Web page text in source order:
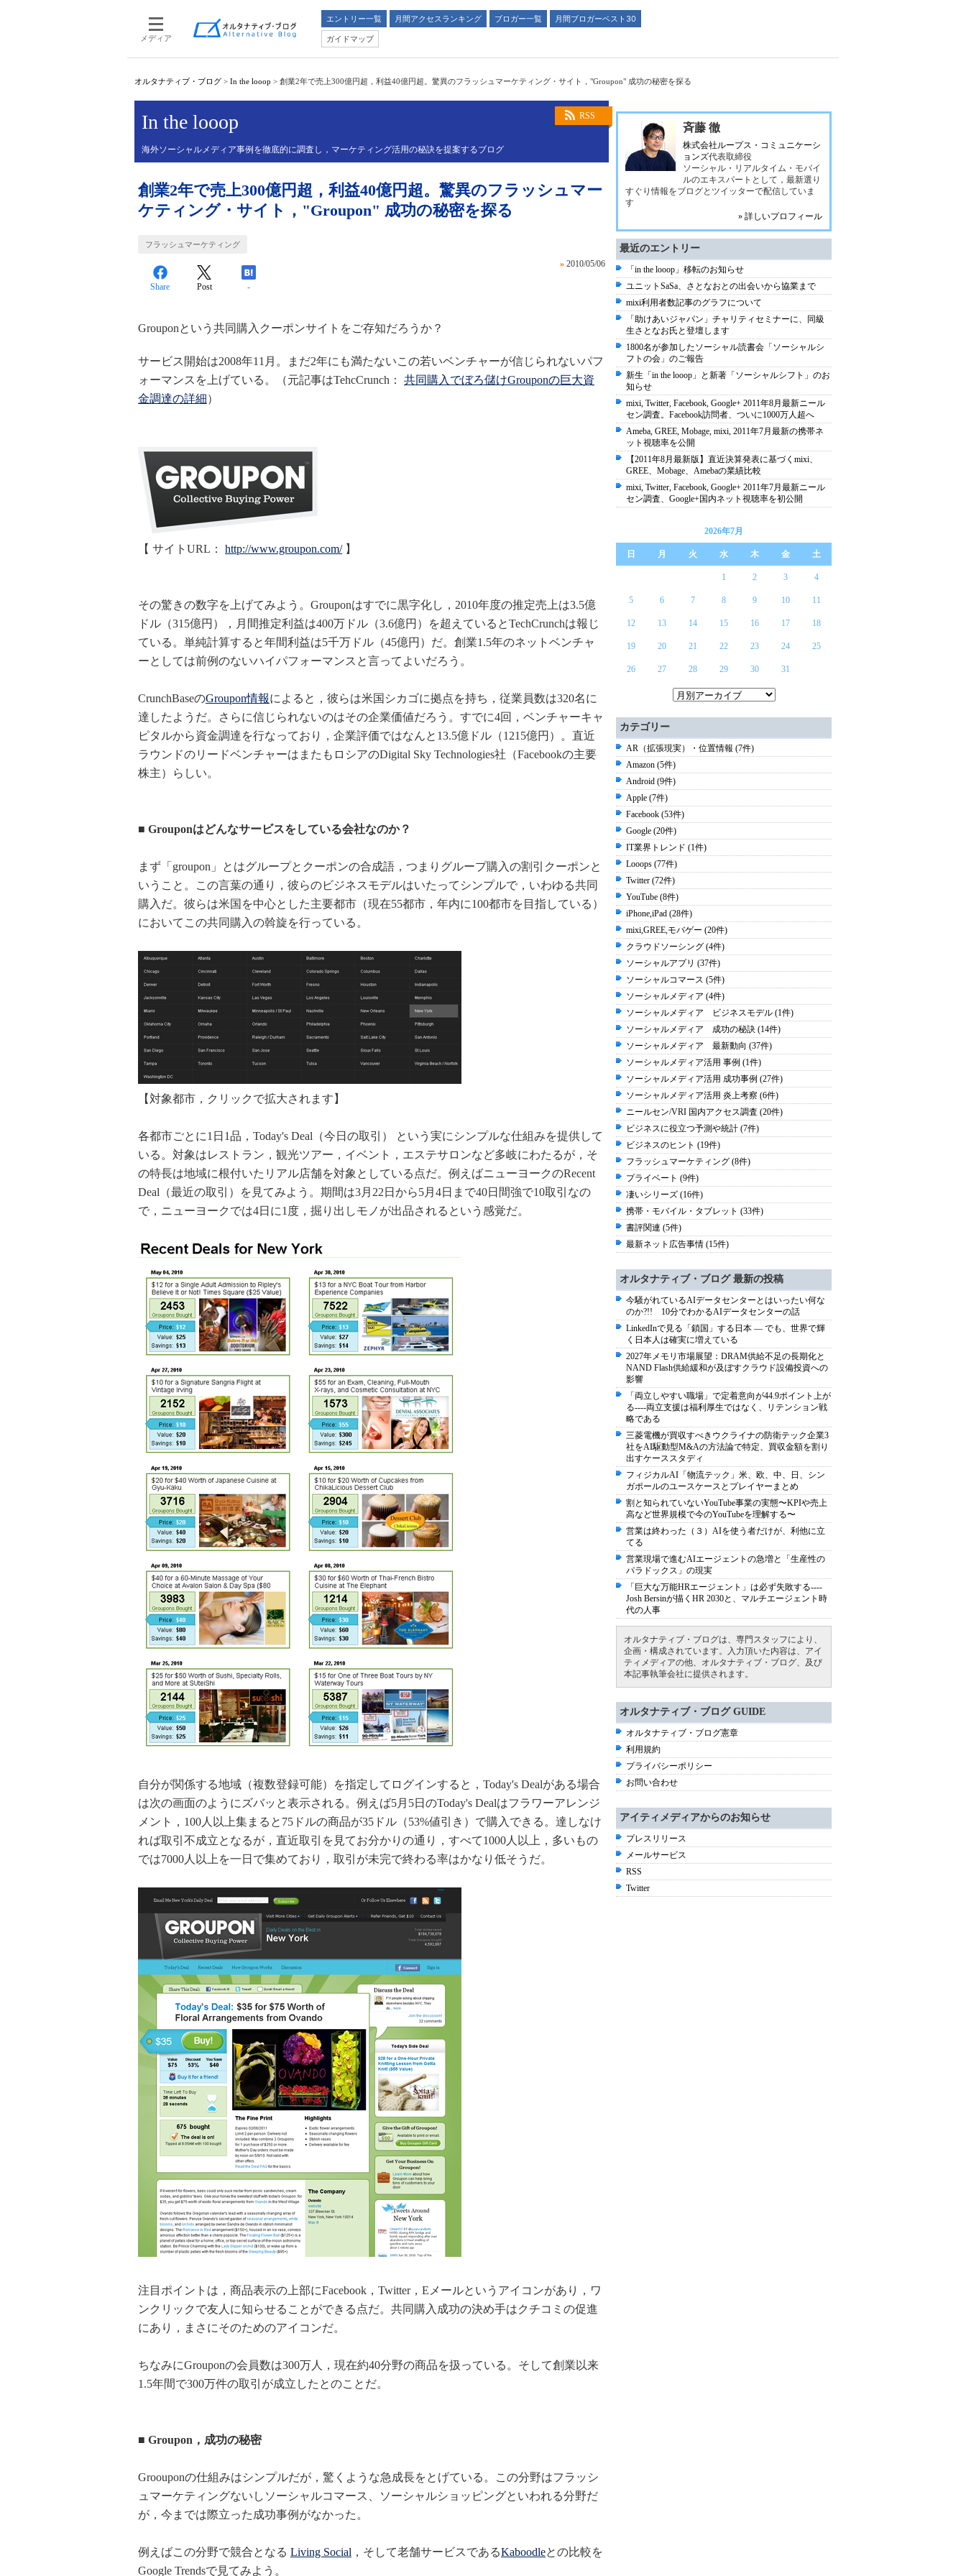
メディア
エントリー一覧 月間アクセスランキング ブロガー一覧
月間ブロガーベスト30
ガイドマップ
オルタナティブ・ブログ > In the looop > 創業2年で売上300億円超，利益40億円超。驚異のフラッシュマーケティング・サイト，"Groupon" 成功の秘密を探る
RSS
In the looop
海外ソーシャルメディア事例を徹底的に調査し，マーケティング活用の秘訣を提案するブログ
創業2年で売上300億円超，利益40億円超。驚異のフラッシュマー
ケティング・サイト，"Groupon" 成功の秘密を探る
フラッシュマーケティング
» 2010/05/06
Share Post -
Grouponという共同購入クーポンサイトをご存知だろうか？
サービス開始は2008年11月。まだ2年にも満たないこの若いベンチャーが信じられないパフ
ォーマンスを上げている。（元記事はTehcCrunch： 共同購入でぼろ儲けGrouponの巨大資
金調達の詳細）
【 サイトURL： http://www.groupon.com/】
その驚きの数字を上げてみよう。Grouponはすでに黒字化し，2010年度の推定売上は3.5億
ドル（315億円），月間推定利益は400万ドル（3.6億円）を超えているとTechCrunchは報じ
ている。単純計算すると年間利益は5千万ドル（45億円）だ。創業1.5年のネットベンチャ
ーとしては前例のないハイパフォーマンスと言ってよいだろう。
CrunchBaseのGroupon情報によると，彼らは米国シカゴに拠点を持ち，従業員数は320名に
達したようだ。さらに信じられないのはその企業価値だろう。すでに4回，ベンチャーキャ
ピタルから資金調達を行なっており，企業評価ではなんと13.5億ドル（1215億円）。直近
ラウンドのリードベンチャーはまたもロシアのDigital Sky Technologies社（Facebookの主要
株主）らしい。
■ Grouponはどんなサービスをしている会社なのか？
まず「groupon」とはグループとクーポンの合成語，つまりグループ購入の割引クーポンと
いうこと。この言葉の通り，彼らのビジネスモデルはいたってシンプルで，いわゆる共同
購入だ。彼らは米国を中心とした主要都市（現在55都市，年内に100都市を目指している）
においてこの共同購入の斡旋を行っている。
【対象都市，クリックで拡大されます】
各都市ごとに1日1品，Today's Deal（今日の取引） という実にシンプルな仕組みを提供して
いる。対象はレストラン，観光ツアー，イベント，エステサロンなど多岐にわたるが，そ
の特長は地域に根付いたリアル店舗を対象としている点だ。例えばニューヨークのRecent
Deal（最近の取引）を見てみよう。期間は3月22日から5月4日まで40日間強で10取引なの
で，ニューヨークでは4日に1度，掘り出しモノが出品されるという感覚だ。
自分が関係する地域（複数登録可能）を指定してログインすると，Today's Dealがある場合
は次の画面のようにズバッと表示される。例えば5月5日のToday's Dealはフラワーアレンジ
メント，100人以上集まると75ドルの商品が35ドル（53%値引き）で購入できる。達しなけ
れば取引不成立となるが，直近取引を見てお分かりの通り，すべて1000人以上，多いもの
では7000人以上を一日で集めており，取引が未完で終わる率はかなり低そうだ。
注目ポイントは，商品表示の上部にFacebook，Twitter，Eメールというアイコンがあり，ワ
ンクリックで友人に知らせることができる点だ。共同購入成功の決め手はクチコミの促進
にあり，まさにそのためのアイコンだ。
ちなみにGrouponの会員数は300万人，現在約40分野の商品を扱っている。そして創業以来
1.5年間で300万件の取引が成立したとのことだ。
■ Groupon，成功の秘密
Groouponの仕組みはシンプルだが，驚くような急成長をとげている。この分野はフラッシ
ュマーケティングないしソーシャルコマース、ソーシャルショッピングといわれる分野だ
が，今までは際立った成功事例がなかった。
例えばこの分野で競合となる Living Social ，そして老舗サービスであるKaboodleとの比較を
Google Trendsで見てみよう。
斉藤 徹
株式会社ループス・コミュニケーシ
ョンズ代表取締役
ソーシャル・リアルタイム・モバイ
ルのエキスパートとして，最新選り
すぐり情報をブログとツイッターで配信していま
す
» 詳しいプロフィール
最近のエントリー
「in the looop」移転のお知らせ
ユニットSaSa、さとなおとの出会いから協業まで
mixi利用者数記事のグラフについて
「助けあいジャパン」チャリティセミナーに、同級
生さとなお氏と登壇します
1800名が参加したソーシャル読書会「ソーシャルシ
フトの会」のご報告
新生「in the looop」と新著「ソーシャルシフト」のお
知らせ
mixi, Twitter, Facebook, Google+ 2011年8月最新ニール
セン調査。Facebook訪問者、ついに1000万人超へ
Ameba, GREE, Mobage, mixi, 2011年7月最新の携帯ネ
ット視聴率を公開
【2011年8月最新版】直近決算発表に基づくmixi、
GREE、Mobage、Amebaの業績比較
mixi, Twitter, Facebook, Google+ 2011年7月最新ニール
セン調査、Google+国内ネット視聴率を初公開
2026年7月
日 月 火 水 木 金 土
1 2 3 4
5 6 7 8 9 10 11
12 13 14 15 16 17 18
19 20 21 22 23 24 25
26 27 28 29 30 31
カテゴリー
AR（拡張現実）・位置情報 (7件)
Amazon (5件)
Android (9件)
Apple (7件)
Facebook (53件)
Google (20件)
IT業界トレンド (1件)
Looops (77件)
Twitter (72件)
YouTube (8件)
iPhone,iPad (28件)
mixi,GREE,モバゲー (20件)
クラウドソーシング (4件)
ソーシャルアプリ (37件)
ソーシャルコマース (5件)
ソーシャルメディア (4件)
ソーシャルメディア ビジネスモデル (1件)
ソーシャルメディア 成功の秘訣 (14件)
ソーシャルメディア 最新動向 (37件)
ソーシャルメディア活用 事例 (1件)
ソーシャルメディア活用 成功事例 (27件)
ソーシャルメディア活用 炎上考察 (6件)
ニールセン/VRI 国内アクセス調査 (20件)
ビジネスに役立つ予測や統計 (7件)
ビジネスのヒント (19件)
フラッシュマーケティング (8件)
プライベート (9件)
凄いシリーズ (16件)
携帯・モバイル・タブレット (33件)
書評関連 (5件)
最新ネット広告事情 (15件)
オルタナティブ・ブログ 最新の投稿
今騒がれているAIデータセンターとはいったい何な
のか?!! 10分でわかるAIデータセンターの話
LinkedInで見る「鎖国」する日本 ― でも、世界で輝
く日本人は確実に増えている
2027年メモリ市場展望：DRAM供給不足の長期化と
NAND Flash供給緩和が及ぼすクラウド設備投資への
影響
「両立しやすい職場」で定着意向が44.9ポイント上が
る----両立支援は福利厚生ではなく、リテンション戦
略である
三菱電機が買収すべきウクライナの防衛テック企業3
社をAI駆動型M&Aの方法論で特定、買収金額を割り
出すケーススタディ
フィジカルAI「物流テック」米、欧、中、日、シン
ガポールのユースケースとプレイヤーまとめ
割と知られていないYouTube事業の実態〜KPIや売上
高など世界規模で今のYouTubeを理解する〜
営業は終わった（３）AIを使う者だけが、利他に立
てる
営業現場で進むAIエージェントの急増と「生産性の
パラドックス」の現実
「巨大な万能HRエージェント」は必ず失敗する----
Josh Bersinが描くHR 2030と、マルチエージェント時
代の人事
オルタナティブ・ブログは、専門スタッフにより、
企画・構成されています。入力頂いた内容は、アイ
ティメディアの他、オルタナティブ・ブログ、及び
本記事執筆会社に提供されます。
オルタナティブ・ブログ GUIDE
オルタナティブ・ブログ憲章
利用規約
プライバシーポリシー
お問い合わせ
アイティメディアからのお知らせ
プレスリリース
メールサービス
RSS
Twitter